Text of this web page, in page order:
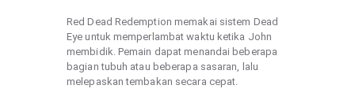
Red Dead Redemption memakai sistem Dead
Eye untuk memperlambat waktu ketika John
membidik. Pemain dapat menandai beberapa
bagian tubuh atau beberapa sasaran, lalu
melepaskan tembakan secara cepat.